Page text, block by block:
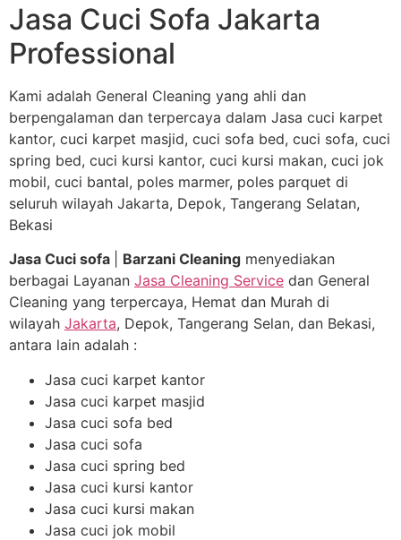
Jasa Cuci Sofa Jakarta
Professional
Kami adalah General Cleaning yang ahli dan
berpengalaman dan terpercaya dalam Jasa cuci karpet
kantor, cuci karpet masjid, cuci sofa bed, cuci sofa, cuci
spring bed, cuci kursi kantor, cuci kursi makan, cuci jok
mobil, cuci bantal, poles marmer, poles parquet di
seluruh wilayah Jakarta, Depok, Tangerang Selatan,
Bekasi
Jasa Cuci sofa
Barzani Cleaning menyediakan
berbagai Layanan Jasa Cleaning Service dan General
Cleaning yang terpercaya, Hemat dan Murah di
wilayah Jakarta, Depok, Tangerang Selan, dan Bekasi,
antara lain adalah :
Jasa cuci karpet kantor
Jasa cuci karpet masjid
Jasa cuci sofa bed
Jasa cuci sofa
Jasa cuci spring bed
Jasa cuci kursi kantor
Jasa cuci kursi makan
Jasa cuci jok mobil